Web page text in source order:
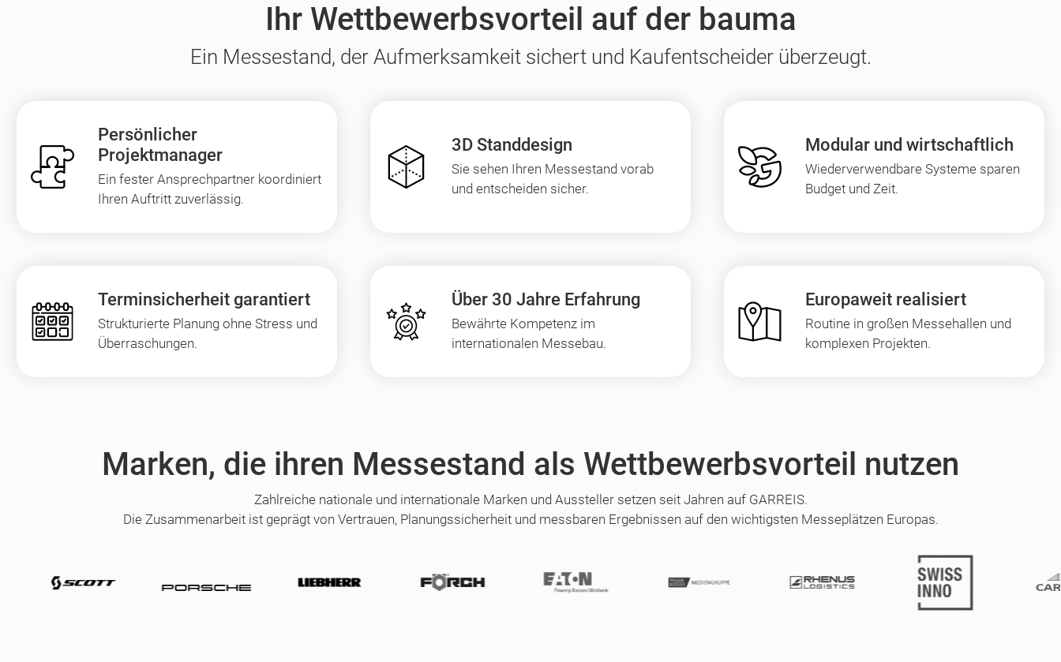
Ihr Wettbewerbsvorteil auf der bauma
Ein Messestand, der Aufmerksamkeit sichert und Kaufentscheider überzeugt.
Persönlicher
Projektmanager
Ein fester Ansprechpartner koordiniert
Ihren Auftritt zuverlässig.
3D Standdesign
Sie sehen Ihren Messestand vorab
und entscheiden sicher.
Modular und wirtschaftlich
Wiederverwendbare Systeme sparen
Budget und Zeit.
Terminsicherheit garantiert
Strukturierte Planung ohne Stress und
Überraschungen.
Über 30 Jahre Erfahrung
Bewährte Kompetenz im
internationalen Messebau.
Europaweit realisiert
Routine in großen Messehallen und
komplexen Projekten.
Marken, die ihren Messestand als Wettbewerbsvorteil nutzen
Zahlreiche nationale und internationale Marken und Aussteller setzen seit Jahren auf GARREIS.
Die Zusammenarbeit ist geprägt von Vertrauen, Planungssicherheit und messbaren Ergebnissen auf den wichtigsten Messeplätzen Europas.